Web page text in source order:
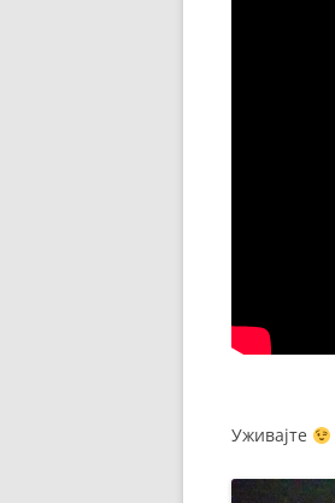
Уживајте